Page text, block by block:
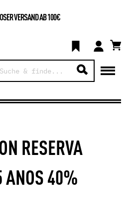
VERSAND AB 100€
RESERVA
40%